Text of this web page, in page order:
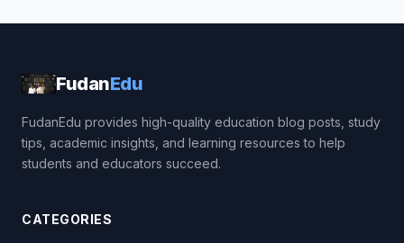
FudanEdu
FudanEdu provides high-quality education blog posts, study
tips, academic insights, and learning resources to help
students and educators succeed.
CATEGORIES